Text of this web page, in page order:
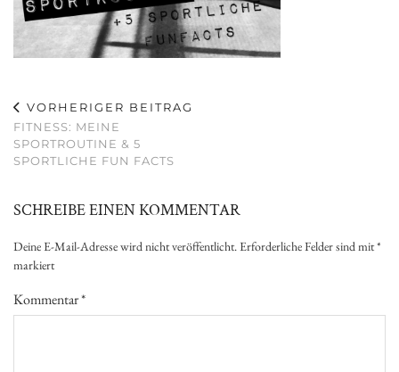
VORHERIGER BEITRAG
FITNESS: MEINE
SPORTROUTINE & 5
SPORTLICHE FUN FACTS
SCHREIBE EINEN KOMMENTAR
Deine E-Mail-Adresse wird nicht veröffentlicht.Erforderliche Felder sind mit*
markiert
Kommentar*